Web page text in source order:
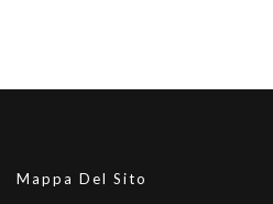
Mappa Del Sito